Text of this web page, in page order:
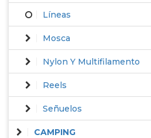
Líneas
Mosca
Nylon Y Multifilamento
Reels
Señuelos
CAMPING